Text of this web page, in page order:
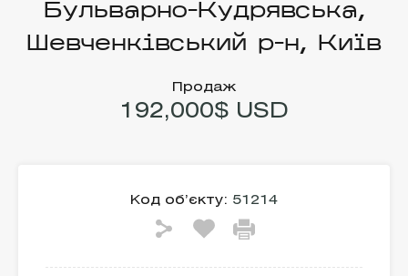
Бульварно-Кудрявська,
Шевченківський р-н, Київ
Продаж
192,000$ USD
Код об’єкту: 51214